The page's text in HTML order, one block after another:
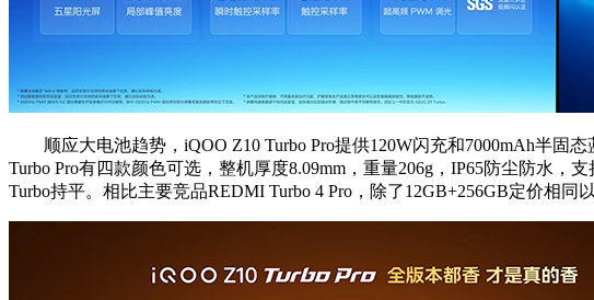
顺应大电池趋势，iQOO Z10 Turbo Pro提供120W闪充和7000mAh半固
Turbo Pro有四款颜色可选，整机厚度8.09mm，重量206g，IP65防尘防水，
Turbo持平。相比主要竞品REDMI Turbo 4 Pro，除了12GB+256GB定价相同